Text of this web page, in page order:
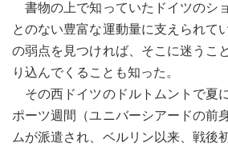
書物の上で知っていたドイツのシ
とのない豊富な運動量に支えられて
の弱点を見つければ、そこに迷うこ
り込んでくることも知った。
その西ドイツのドルトムントで夏
ポーツ週間（ユニバーシアードの前
ムが派遣され、ベルリン以来、戦後